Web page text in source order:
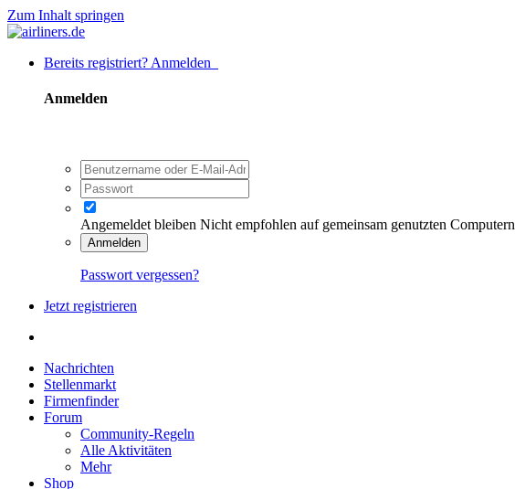
Zum Inhalt springen
Bereits registriert? Anmelden
Anmelden
Angemeldet bleiben Nicht empfohlen auf gemeinsam genutzten Computern
Anmelden
Passwort vergessen?
Jetzt registrieren
Nachrichten
Stellenmarkt
Firmenfinder
Forum
Community-Regeln
Alle Aktivitäten
Mehr
Shop